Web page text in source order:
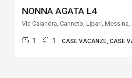
NONNA AGATA L4
Via Calandra, Canneto, Lipari, Messina,
1 1 CASE VACANZE, CASE